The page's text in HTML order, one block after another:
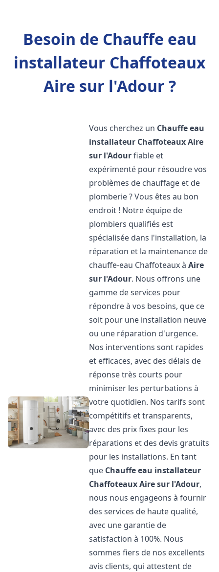
Besoin de Chauffe eau
installateur Chaffoteaux
Aire sur l'Adour ?
Vous cherchez un Chauffe eau
installateur ChaffoteauxAire
sur l'Adourfiable et
expérimenté pour résoudre vos
problèmes de chauffage et de
plomberie ? Vous êtes au bon
endroit ! Notre équipe de
plombiers qualifiés est
spécialisée dans l'installation, la
réparation et la maintenance de
chauffe-eau Chaffoteaux àAire
sur l'Adour. Nous offrons une
gamme de services pour
répondre à vos besoins, que ce
soit pour une installation neuve
ou une réparation d'urgence.
Nos interventions sont rapides
et efficaces, avec des délais de
réponse très courts pour
minimiser les perturbations à
votre quotidien. Nos tarifs sont
compétitifs et transparents,
avec des prix fixes pour les
réparations et des devis gratuits
pour les installations. En tant
que Chauffe eau installateur
ChaffoteauxAire sur l'Adour,
nous nous engageons à fournir
des services de haute qualité,
avec une garantie de
satisfaction à 100%. Nous
sommes fiers de nos excellents
avis clients, qui attestent de